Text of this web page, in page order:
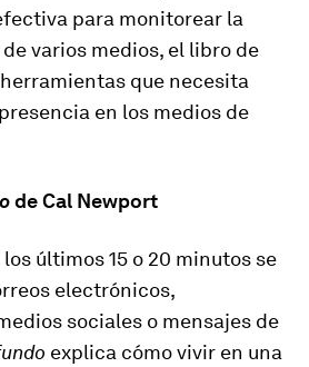
para monitorear la
varios medios, el libro de
que necesita
en los medios de
de Cal Newport
últimos 15 o 20 minutos se
electrónicos,
sociales o mensajes de
explica cómo vivir en una